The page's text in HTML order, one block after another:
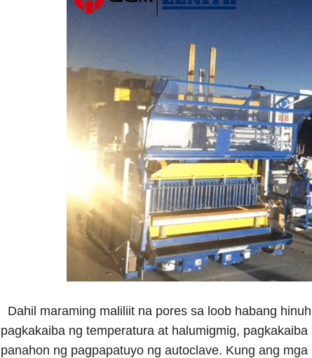
Dahil maraming maliliit na pores sa loob habang
pagkakaiba ng temperatura at halumigmig,
panahon ng pagpapatuyo ng autoclave. Kung ang